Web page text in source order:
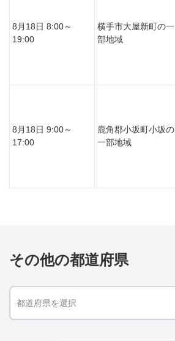
8月18日 8:00～
19:00
横手市大屋新町の一
部地域
8月18日 9:00～
17:00
鹿角郡小坂町小坂の
一部地域
その他の都道府県
都道府県を選択